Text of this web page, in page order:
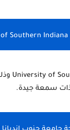
وذات سمعة جيدة.